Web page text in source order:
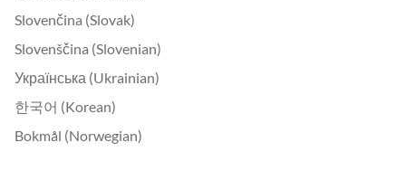
Slovenčina (Slovak)
Slovenščina (Slovenian)
Українська (Ukrainian)
한국어 (Korean)
Bokmål (Norwegian)